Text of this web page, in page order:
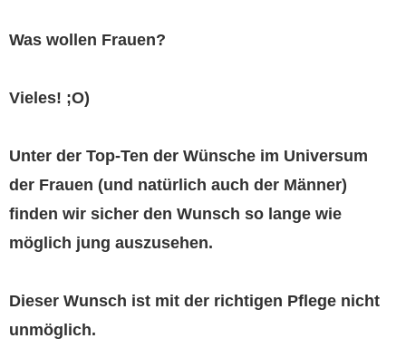
Was wollen Frauen?
Vieles! ;O)
Unter der Top-Ten der Wünsche im Universum
der Frauen (und natürlich auch der Männer)
finden wir sicher den Wunsch so lange wie
möglich jung auszusehen.
Dieser Wunsch ist mit der richtigen Pflege nicht
unmöglich.